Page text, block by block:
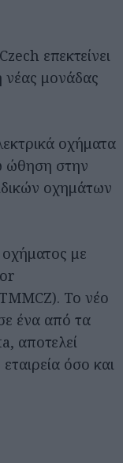
επεκτείνει
νέας μονάδας
οχήματα
ώθηση στην
οχημάτων
με
Το νέο
ένα από τα
αποτελεί
όσο και